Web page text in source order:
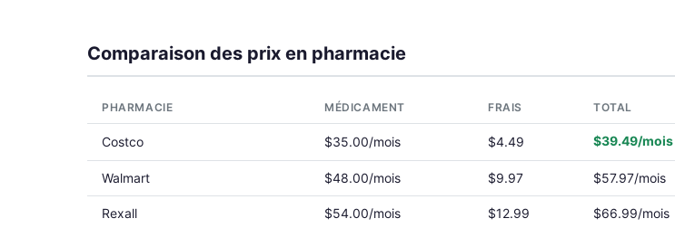
Comparaison des prix en pharmacie
PHARMACIE MÉDICAMENT FRAIS TOTAL
Costco $35.00/mois $4.49 $39.49/mois
Walmart $48.00/mois $9.97 $57.97/mois
Rexall $54.00/mois $12.99 $66.99/mois